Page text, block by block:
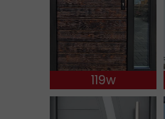
119w